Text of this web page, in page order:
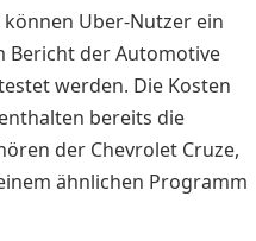
Uber-Nutzer ein
Bericht der Automotive
werden. Die Kosten
bereits die
der Chevrolet Cruze,
ähnlichen Programm